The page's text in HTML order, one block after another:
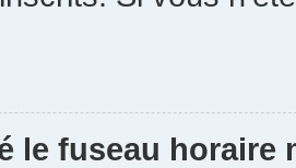
le fuseau horaire